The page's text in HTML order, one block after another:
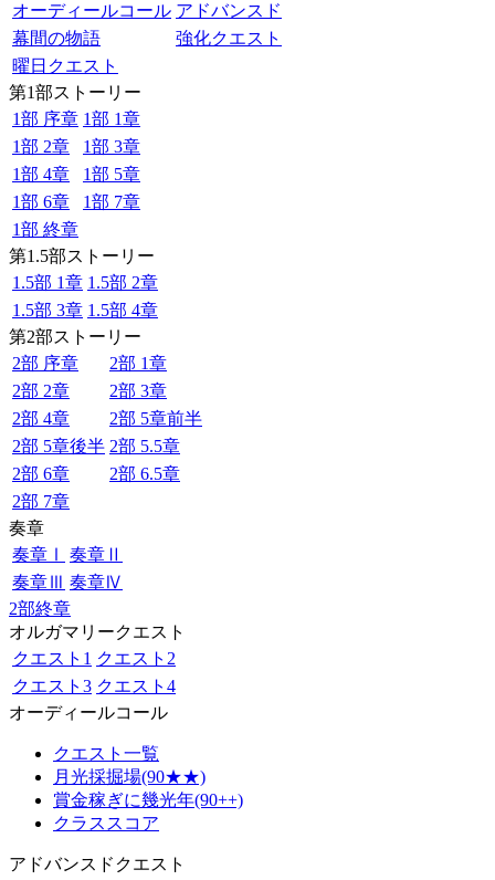
オーディールコール アドバンスド
幕間の物語
強化クエスト
曜日クエスト
第1部ストーリー
1部 序章 1部 1章
1部 2章
1部 3章
1部 4章
1部 5章
1部 6章
1部 7章
1部 終章
第1.5部ストーリー
1.5部 1章 1.5部 2章
1.5部 3章 1.5部 4章
第2部ストーリー
2部 序章
2部 1章
2部 2章
2部 3章
2部 4章
2部 5章前半
2部 5章後半 2部 5.5章
2部 6章
2部 6.5章
2部 7章
奏章
奏章Ⅰ
奏章Ⅱ
奏章Ⅲ 奏章Ⅳ
2部終章
オルガマリークエスト
クエスト1 クエスト2
クエスト3 クエスト4
オーディールコール
クエスト一覧
月光採掘場(90★★)
賞金稼ぎに幾光年(90++)
クラススコア
アドバンスドクエスト